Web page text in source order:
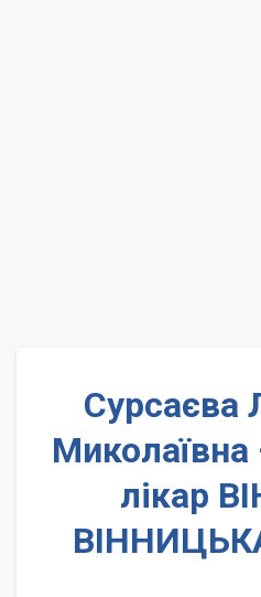
Миколаївна
лікар